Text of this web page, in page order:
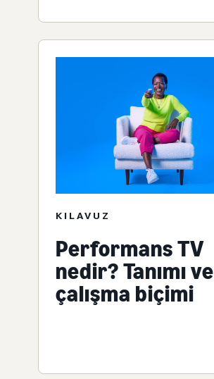
KILAVUZ
Performans TV
nedir? Tanımı ve
çalışma biçimi